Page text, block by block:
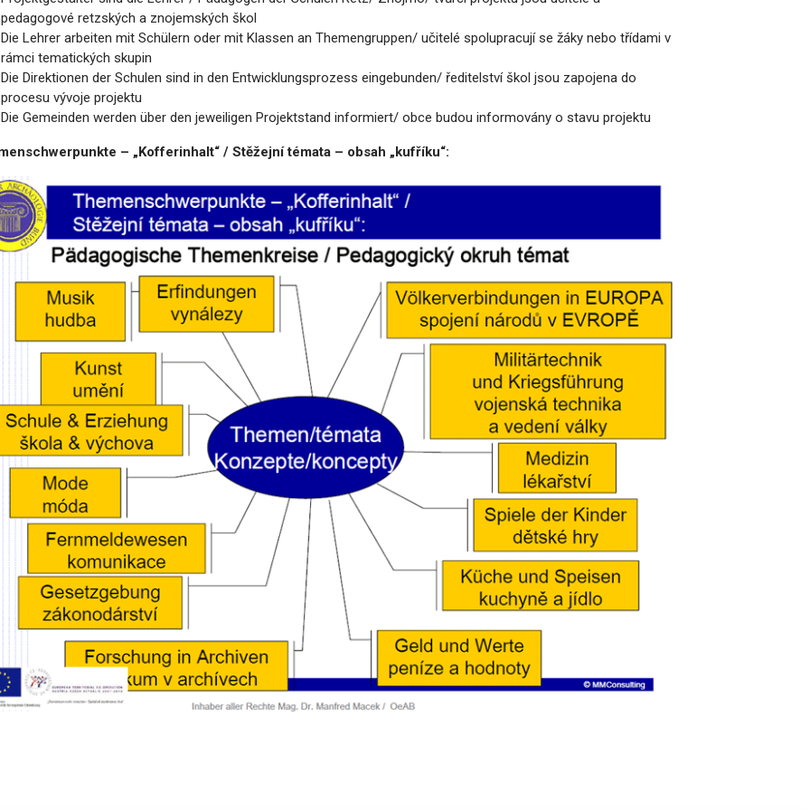
pedagogové retzských a znojemských škol
Die Lehrer arbeiten mit Schülern oder mit Klassen an Themengruppen/ učitelé spolupracují se žáky nebo třídami v
rámci tematických skupin
Die Direktionen der Schulen sind in den Entwicklungsprozess eingebunden/ ředitelství škol jsou zapojena do
procesu vývoje projektu
Die Gemeinden werden über den jeweiligen Projektstand informiert/ obce budou informovány o stavu projektu
– „Kofferinhalt“ / Stěžejní témata – obsah „kufříku“: